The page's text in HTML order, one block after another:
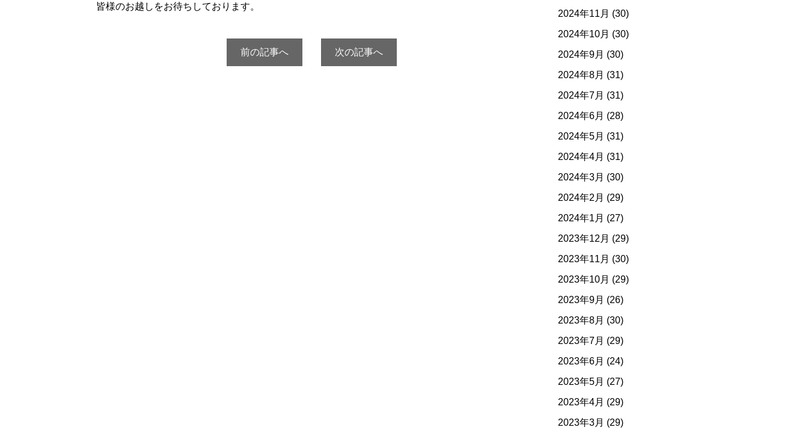
皆様のお越しをお待ちしております。
前の記事へ 次の記事へ
2024年11月 (30)
2024年10月 (30)
2024年9月 (30)
2024年8月 (31)
2024年7月 (31)
2024年6月 (28)
2024年5月 (31)
2024年4月 (31)
2024年3月 (30)
2024年2月 (29)
2024年1月 (27)
2023年12月 (29)
2023年11月 (30)
2023年10月 (29)
2023年9月 (26)
2023年8月 (30)
2023年7月 (29)
2023年6月 (24)
2023年5月 (27)
2023年4月 (29)
2023年3月 (29)